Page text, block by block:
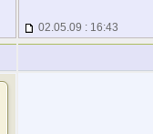
02.05.09 : 16:43